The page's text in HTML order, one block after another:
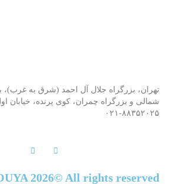
تهران، بزرگراه جلال آل احمد (شرق به غرب)،
شمالی و بزرگراه چمران، کوی پرنده، خیابان اول،
۰۲۱-۸۸۳۵۲۰۲۵
2026© All rights reserved